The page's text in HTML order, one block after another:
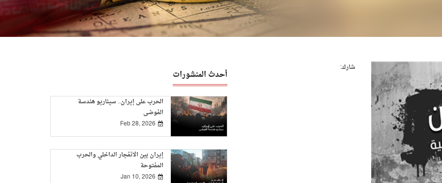
شارك:
أحدث المنشورات
الحرب على إيران.. سيناريو هندسة
الفوضى
Feb 28, 2026
إيران بين الانفجار الداخلي والحرب
المفتوحة
Jan 10, 2026